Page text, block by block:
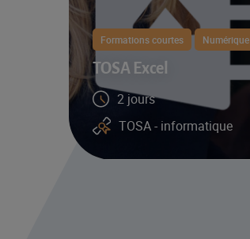
Formations courtes Numérique
TOSA Excel
2 jours
TOSA - informatique